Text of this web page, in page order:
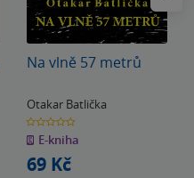
Na vlně 57 metrů
Otakar Batlička
0.0
z
5
hvězdiček
E-kniha
69 Kč